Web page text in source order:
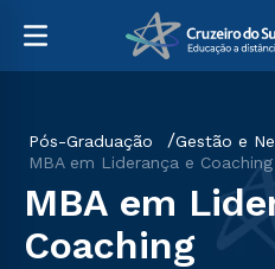
Pós-Graduação
Gestão e
MBA em Liderança e Coaching
MBA em
Coaching